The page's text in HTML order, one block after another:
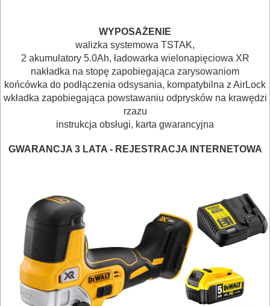
NARZĘDZIA
BRUKARSKIE
OBRÓBKA
DREWNA
OBRÓBKA
WARSZTATOWE
RĘCZNE
NARZĘDZIA
OSPRZĘT
WYPOSAŻENIE
walizka systemowa TSTAK,
2 akumulatory 5.0Ah, ładowarka wielonapięciowa XR
nakładka na stopę zapobiegająca zarysowaniom
końcówka do podłączenia odsysania, kompatybilna z AirLock
wkładka zapobiegająca powstawaniu odprysków na krawędzi
rzazu
instrukcja obsługi, karta gwarancyjna
GWARANCJA 3 LATA - REJESTRACJA INTERNETOWA